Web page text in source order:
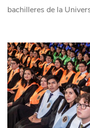
bachilleres de la